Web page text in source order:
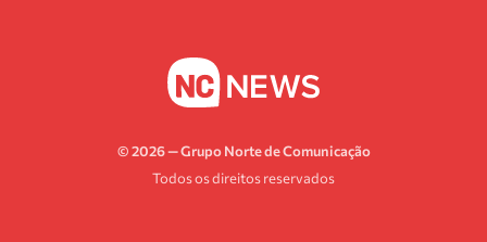
© 2026 — Grupo Norte de Comunicação
Todos os direitos reservados